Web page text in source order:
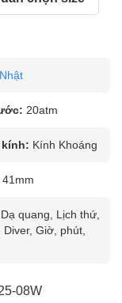
Nhật
20atm
Kính Khoáng
41mm
Dạ quang, Lịch thứ,
Diver, Giờ, phút,
08W